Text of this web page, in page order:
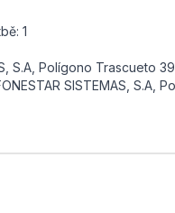
1
S.A, Polígono Trascueto
SISTEMAS, S.A,